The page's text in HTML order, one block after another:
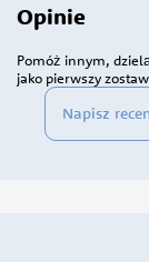
Opinie
Napisz
Pomóż innym,
jako pierwszy